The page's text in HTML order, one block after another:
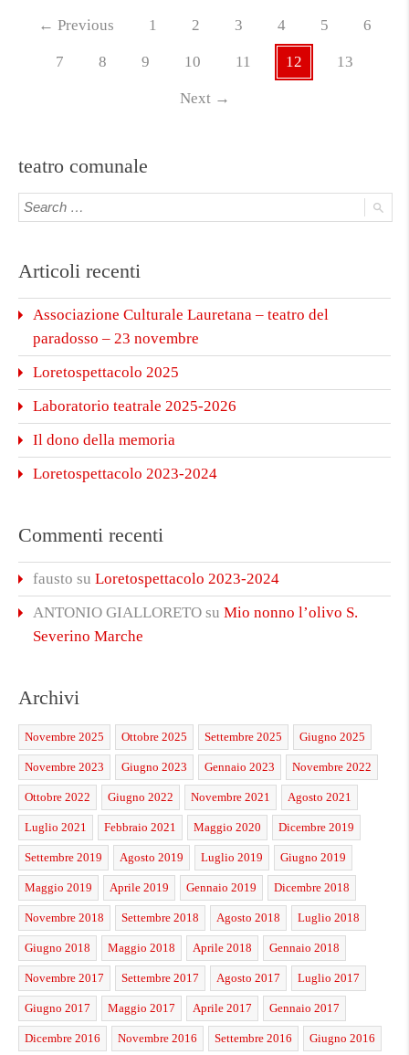
← Previous 1 2 3 4 5 6
7 8 9 10 11 12 13
Next →
teatro comunale
Articoli recenti
Associazione Culturale Lauretana – teatro del
paradosso – 23 novembre
Loretospettacolo 2025
Laboratorio teatrale 2025-2026
Il dono della memoria
Loretospettacolo 2023-2024
Commenti recenti
fausto su Loretospettacolo 2023-2024
ANTONIO GIALLORETO su Mio nonno l’olivo S.
Severino Marche
Archivi
Novembre 2025 Ottobre 2025 Settembre 2025 Giugno 2025
Novembre 2023 Giugno 2023 Gennaio 2023 Novembre 2022
Ottobre 2022 Giugno 2022 Novembre 2021 Agosto 2021
Luglio 2021 Febbraio 2021 Maggio 2020 Dicembre 2019
Settembre 2019 Agosto 2019 Luglio 2019 Giugno 2019
Maggio 2019 Aprile 2019 Gennaio 2019 Dicembre 2018
Novembre 2018 Settembre 2018 Agosto 2018 Luglio 2018
Giugno 2018 Maggio 2018 Aprile 2018 Gennaio 2018
Novembre 2017 Settembre 2017 Agosto 2017 Luglio 2017
Giugno 2017 Maggio 2017 Aprile 2017 Gennaio 2017
Dicembre 2016 Novembre 2016 Settembre 2016 Giugno 2016